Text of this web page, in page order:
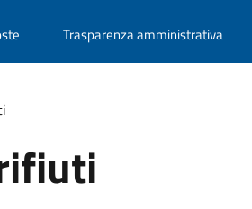
Trasparenza amministrativa